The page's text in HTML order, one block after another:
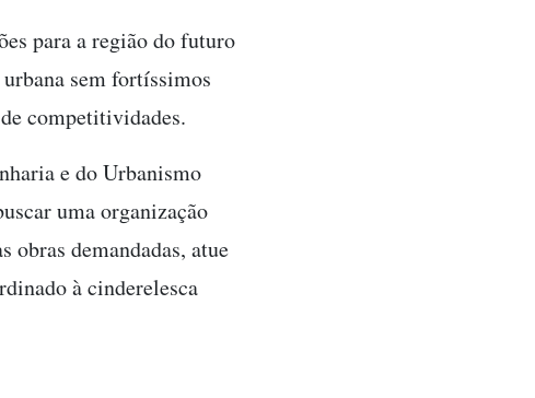
para a região do futuro
sem fortíssimos
competitividades.
e do Urbanismo
uma organização
obras demandadas, atue
à cinderelesca